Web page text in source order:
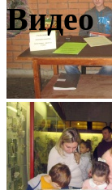
Видео